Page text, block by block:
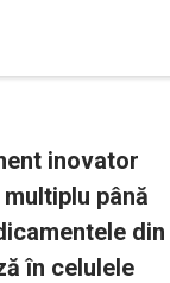
inovator
până
din
în celulele